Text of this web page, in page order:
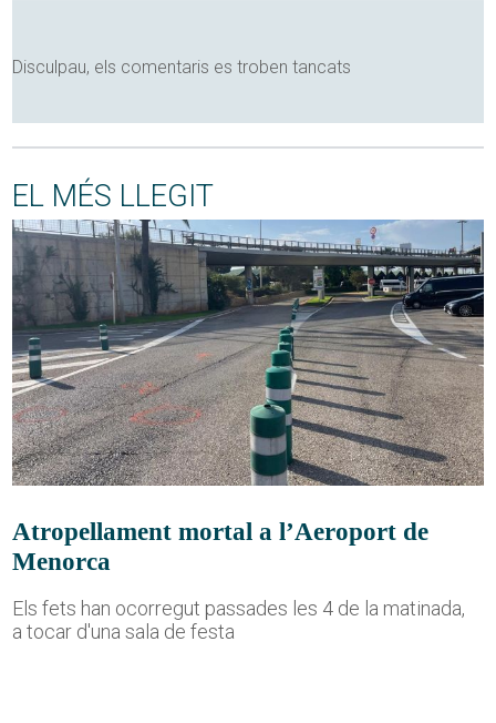
Disculpau, els comentaris es troben tancats
EL MÉS LLEGIT
Atropellament mortal a l’Aeroport de
Menorca
Els fets han ocorregut passades les 4 de la matinada,
a tocar d'una sala de festa